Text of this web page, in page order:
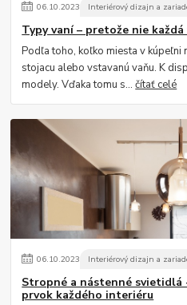
06.10.2023 Interiérový dizajn a
Typy vaní – pretože nie každá
Podľa toho, koľko miesta v kúpeľni
stojacu alebo vstavanú vaňu. K
modely. Vďaka tomu s...čítať celé
06.10.2023 Interiérový dizajn a
Stropné a nástenné
prvok každého interiéru